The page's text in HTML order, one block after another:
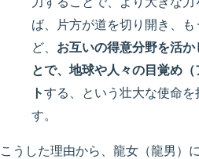
ば、片方が道を切り開き、
ど、 お互いの得意分野を活
とで、地球や人々の目覚め
トする、という壮大な使命
す。
こうした理由から、龍女（龍男）